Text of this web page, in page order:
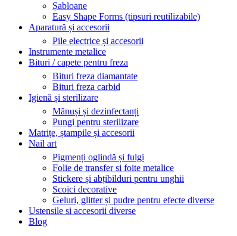
Șabloane
Easy Shape Forms (tipsuri reutilizabile)
Aparatură și accesorii
Pile electrice și accesorii
Instrumente metalice
Bituri / capete pentru freza
Bituri freza diamantate
Bituri freza carbid
Igienă și sterilizare
Mănuși și dezinfectanți
Pungi pentru sterilizare
Matrițe, ștampile și accesorii
Nail art
Pigmenți oglindă și fulgi
Folie de transfer si foite metalice
Stickere și abțibilduri pentru unghii
Scoici decorative
Geluri, glitter și pudre pentru efecte diverse
Ustensile si accesorii diverse
Blog